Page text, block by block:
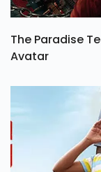
The Paradise
Avatar